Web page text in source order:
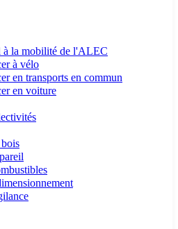
à la mobilité de l'ALEC
à vélo
en transports en commun
en voiture